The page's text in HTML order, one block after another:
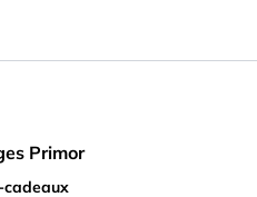
Primor